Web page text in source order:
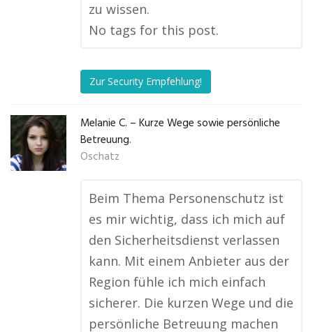
zu wissen.
No tags for this post.
Zur Security Empfehlung!
Melanie C. – Kurze Wege sowie persönliche
Betreuung.
Oschatz
Beim Thema Personenschutz ist
es mir wichtig, dass ich mich auf
den Sicherheitsdienst verlassen
kann. Mit einem Anbieter aus der
Region fühle ich mich einfach
sicherer. Die kurzen Wege und die
persönliche Betreuung machen